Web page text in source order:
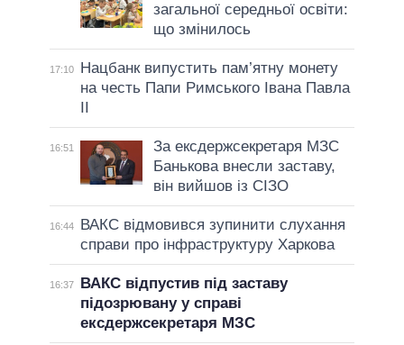
загальної середньої освіти:
що змінилось
17:10
Нацбанк випустить пам’ятну монету
на честь Папи Римського Івана Павла
II
16:51
За ексдержсекретаря МЗС
Банькова внесли заставу,
він вийшов із СІЗО
16:44
ВАКС відмовився зупинити слухання
справи про інфраструктуру Харкова
16:37
ВАКС відпустив під заставу
підозрювану у справі
ексдержсекретаря МЗС